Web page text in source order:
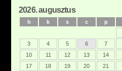
2026. augusztus
h k s c p
3
4 5 6 7
10
11 12 13 14
17
18 19 20 21